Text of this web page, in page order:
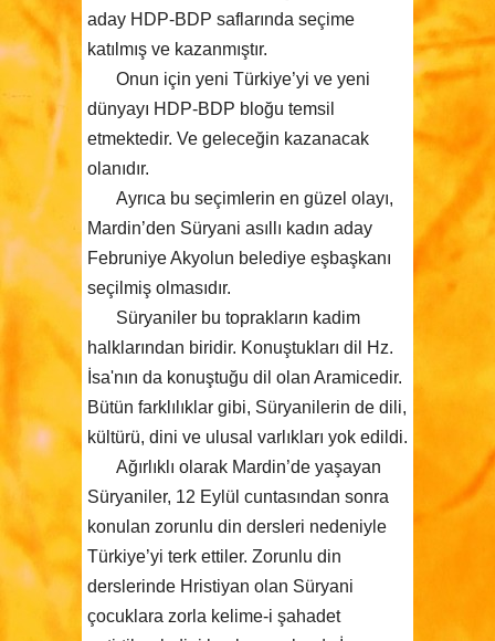
aday HDP-BDP saflarında seçime
katılmış ve kazanmıştır.
Onun için yeni Türkiye’yi ve yeni
dünyayı HDP-BDP bloğu temsil
etmektedir. Ve geleceğin kazanacak
olanıdır.
Ayrıca bu seçimlerin en güzel olayı,
Mardin’den Süryani asıllı kadın aday
Februniye Akyolun belediye eşbaşkanı
seçilmiş olmasıdır.
Süryaniler bu toprakların kadim
halklarından biridir. Konuştukları dil Hz.
İsa'nın da konuştuğu dil olan Aramicedir.
Bütün farklılıklar gibi, Süryanilerin de dili,
kültürü, dini ve ulusal varlıkları yok edildi.
Ağırlıklı olarak Mardin’de yaşayan
Süryaniler, 12 Eylül cuntasından sonra
konulan zorunlu din dersleri nedeniyle
Türkiye’yi terk ettiler. Zorunlu din
derslerinde Hristiyan olan Süryani
çocuklara zorla kelime-i şahadet